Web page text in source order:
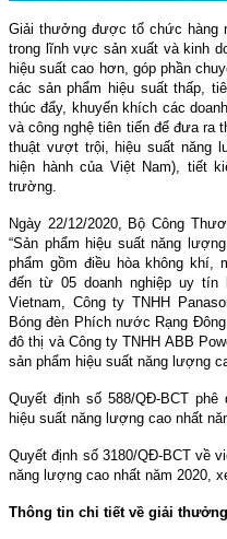
Giải thưởng được tổ chức hàng
trong lĩnh vực sản xuất và kinh
hiệu suất cao hơn, góp phần
các sản phẩm hiệu suất thấp,
thúc đẩy, khuyến khích các
và công nghệ tiên tiến để đưa ra
thuật vượt trội, hiệu suất năng
hiện hành của Việt Nam), tiết
trường.
Ngày 22/12/2020, Bộ Công
“Sản phẩm hiệu suất năng
phẩm gồm điều hòa không khí,
đến từ 05 doanh nghiệp uy tín
Vietnam, Công ty TNHH
Bóng đèn Phích nước Rạng
đô thị và Công ty TNHH ABB
sản phẩm hiệu suất năng lượng
Quyết định số 588/QĐ-BCT
hiệu suất năng lượng cao nhất
Quyết định số 3180/QĐ-BCT về
năng lượng cao nhất năm 2020,
Thông tin chi tiết về giải